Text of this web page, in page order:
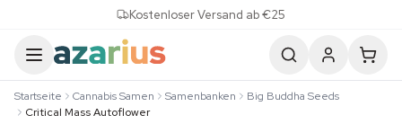
Kostenloser Versand ab €25
Startseite Cannabis Samen Samenbanken
Big Buddha Seeds
Critical Mass Autoflower